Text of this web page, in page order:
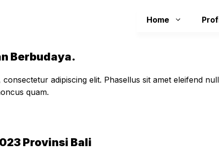
Home
Berbudaya.
adipiscing elit. Phasellus sit amet eleifend
quam.
Provinsi Bali